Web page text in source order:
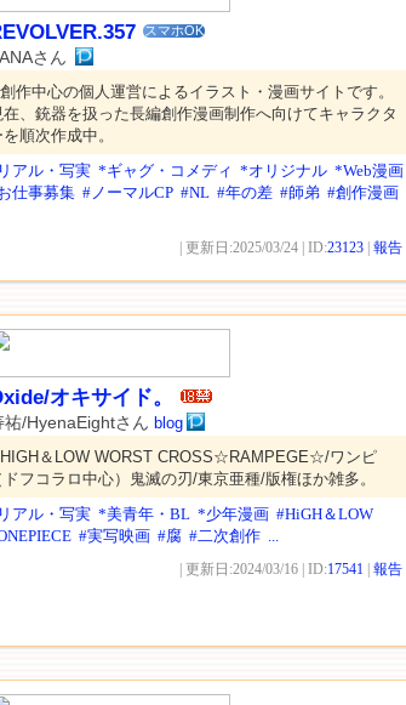
スマホOK
さん
創作中心の個人運営によるイラスト・漫画サイトです。
在、銃器を扱った長編創作漫画制作へ向けてキャラクタ
を順次作成中。
アル・写実 *ギャグ・コメディ *オリジナル *Web漫画
仕事募集 #ノーマルCP #NL #年の差 #師弟 #創作漫画
| 更新日:2025/03/24 | ID:23123 報告
オキサイド。
祐/HyenaEightさん blog
HIGH＆LOW WORST CROSS☆RAMPEGE☆/ワンピ
ドフコラロ中心）鬼滅の刃/東京亜種/版権ほか雑多。
アル・写実 *美青年・BL *少年漫画 #HiGH＆LOW
#実写映画 #腐 #二次創作 ...
| 更新日:2024/03/16 | ID:17541 報告